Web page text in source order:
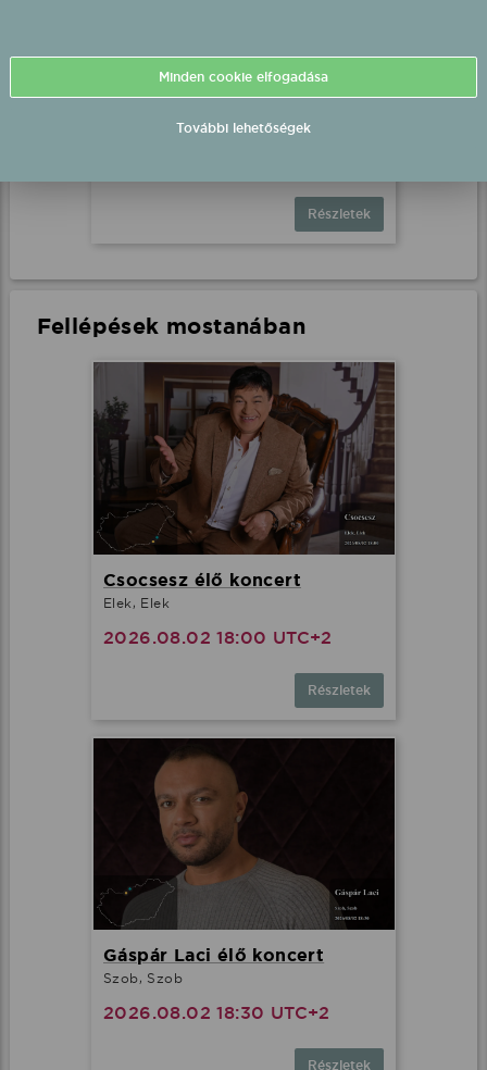
Bestiák Retro Őrület - Miss
Bee fellépés
Nemesbikk, Szabadtér
Részletek
Fellépések mostanában
Csocsesz élő koncert
Elek, Elek
2026.08.02 18:00 UTC+2
Részletek
Gáspár Laci élő koncert
Szob, Szob
2026.08.02 18:30 UTC+2
Részletek
Minden cookie elfogadása
További lehetőségek